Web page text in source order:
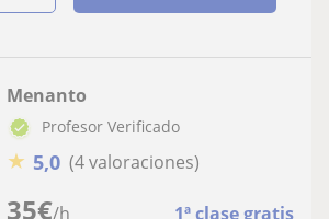
35€/h 1ª clase gratis
Menanto
Profesor Verificado
★ 5,0 (4 valoraciones)